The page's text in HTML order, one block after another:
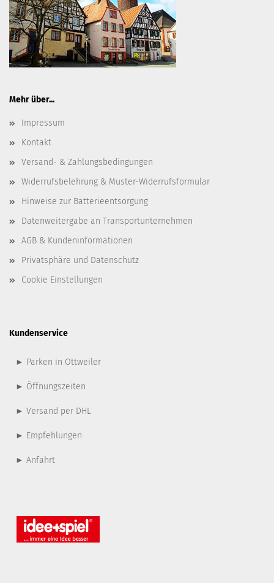
Mehr über...
Impressum
Kontakt
Versand- & Zahlungsbedingungen
Widerrufsbelehrung & Muster-Widerrufsformular
Hinweise zur Batterieentsorgung
Datenweitergabe an Transportunternehmen
AGB & Kundeninformationen
Privatsphäre und Datenschutz
Cookie Einstellungen
Kundenservice
► Parken in Ottweiler
► Öffnungszeiten
► Versand per DHL
► Empfehlungen
► Anfahrt